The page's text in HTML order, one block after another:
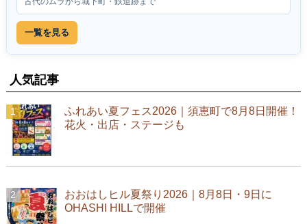
一覧を見る
人気記事
ふれあい夏フェス2026｜須恵町で8月8日開催！
花火・出店・ステージも
おおはしヒル夏祭り2026｜8月8日・9日に
OHASHI HILLで開催